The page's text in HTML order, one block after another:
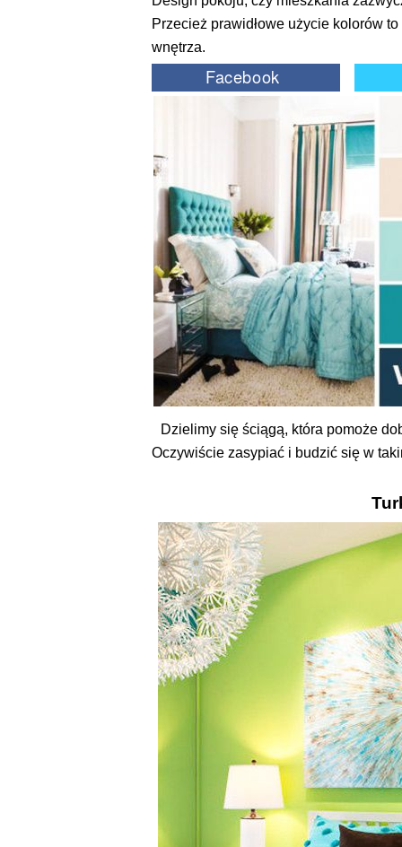
Przecież prawidłowe użycie kolorów
wnętrza.
Dzielimy się ściągą, która pomoże
Oczywiście zasypiać i budzić się w